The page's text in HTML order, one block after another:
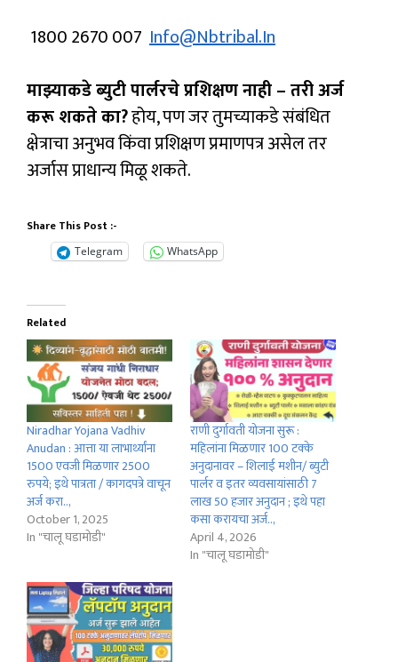
1800 2670 007 Info@nbtribal.in
माझ्याकडे ब्युटी पार्लरचे प्रशिक्षण नाही – तरी अर्ज
करू शकते का?होय, पण जर तुमच्याकडे संबंधित
क्षेत्राचा अनुभव किंवा प्रशिक्षण प्रमाणपत्र असेल तर
अर्जास प्राधान्य मिळू शकते.
Share This Post :-
Telegram WhatsApp
Related
Niradhar Yojana Vadhiv
Anudan : आत्ता या लाभार्थ्यांना
1500 एवजी मिळणार 2500
रुपये; इथे पात्रता / कागदपत्रे वाचून
अर्ज करा..,
October 1, 2025
In "चालू घडामोडी"
राणी दुर्गावती योजना सुरू :
महिलांना मिळणार 100 टक्के
अनुदानावर – शिलाई मशीन/ ब्युटी
पार्लर व इतर व्यवसायांसाठी 7
लाख 50 हजार अनुदान ; इथे पहा
कसा करायचा अर्ज..,
April 4, 2026
In "चालू घडामोडी"